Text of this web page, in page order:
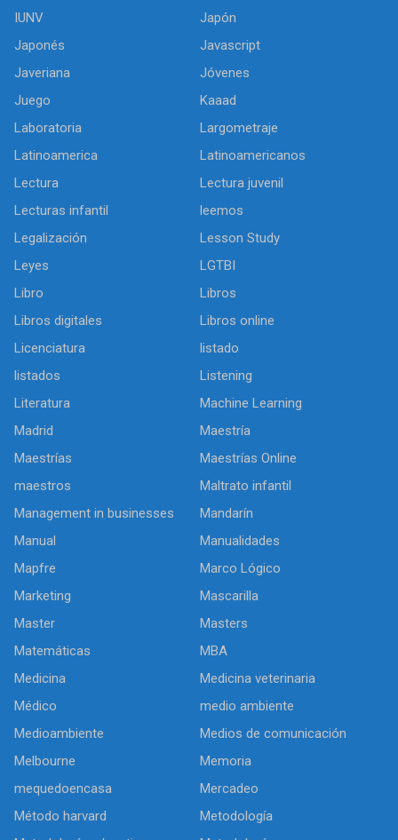
IUNV
Japón
Japonés
Javascript
Javeriana
Jóvenes
Juego
Kaaad
Laboratoria
Largometraje
Latinoamerica
Latinoamericanos
Lectura
Lectura juvenil
Lecturas infantil
leemos
Legalización
Lesson Study
Leyes
LGTBI
Libro
Libros
Libros digitales
Libros online
Licenciatura
listado
listados
Listening
Literatura
Machine Learning
Madrid
Maestría
Maestrías
Maestrías Online
maestros
Maltrato infantil
Management in businesses
Mandarín
Manual
Manualidades
Mapfre
Marco Lógico
Marketing
Mascarilla
Master
Masters
Matemáticas
MBA
Medicina
Medicina veterinaria
Médico
medio ambiente
Medioambiente
Medios de comunicación
Melbourne
Memoria
mequedoencasa
Mercadeo
Método harvard
Metodología